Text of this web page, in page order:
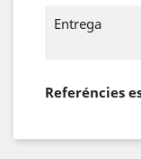
Entrega
Referéncies